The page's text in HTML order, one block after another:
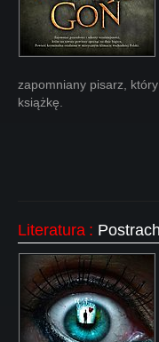
zapomniany pisarz,
książkę.
Literatura :